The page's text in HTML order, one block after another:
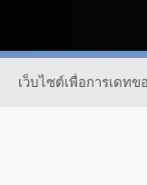
เว็บไซต์เพื่อการเดทข